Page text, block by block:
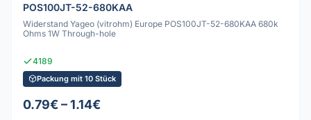
POS100JT-52-680KAA
Widerstand Yageo (vitrohm) Europe POS100JT-52-680KAA 680k
Ohms 1W Through-hole
4189
Packung mit 10 Stück
0.79€ – 1.14€